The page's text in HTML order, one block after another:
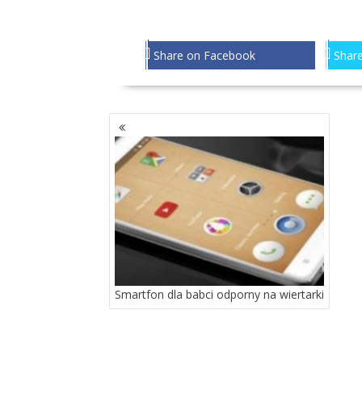
Share on Facebook
NAWIGACJA
PO
WPISACH
Smartfon dla babci odporny na wiertarki